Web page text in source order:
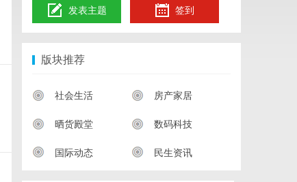
发表主题 签到
版块推荐
社会生活 房产家居
晒货殿堂 数码科技
国际动态 民生资讯